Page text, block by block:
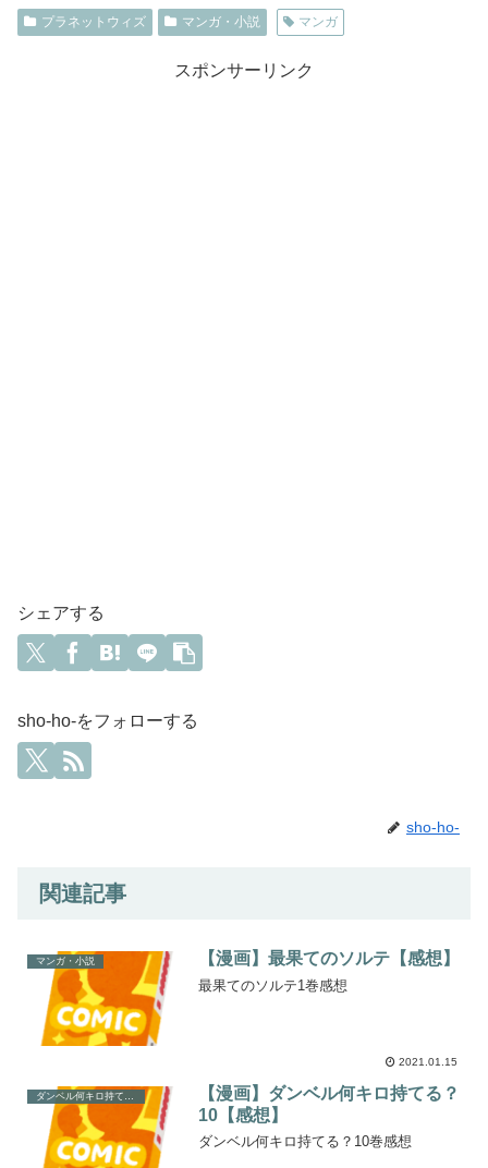
プラネットウィズ マンガ・小説 マンガ
スポンサーリンク
シェアする
sho-ho-をフォローする
sho-ho-
関連記事
マンガ・小説 【漫画】最果てのソルテ【感想】
最果てのソルテ1巻感想
2021.01.15
【漫画】ダンベル何キロ持てる？
10【感想】
ダンベル何キロ持てる？10巻感想